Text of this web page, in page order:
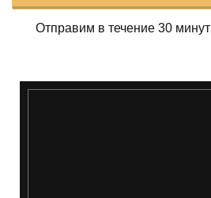
Отправим в течение 30 минут